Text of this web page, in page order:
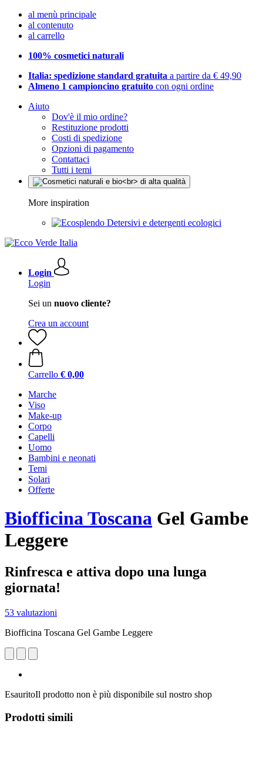
al menù principale
al contenuto
al carrello
100% cosmetici naturali
Italia: spedizione standard gratuita a partire da € 49,90
Almeno 1 campioncino gratuito con ogni ordine
Aiuto
Dov'è il mio ordine?
Restituzione prodotti
Costi di spedizione
Opzioni di pagamento
Contattaci
Tutti i temi
More inspiration
Detersivi e detergenti ecologici
Login
Login
Sei un nuovo cliente?
Crea un account
Carrello € 0,00
Marche
Viso
Make-up
Corpo
Capelli
Uomo
Bambini e neonati
Temi
Solari
Offerte
Biofficina Toscana Gel Gambe
Leggere
Rinfresca e attiva dopo una lunga
giornata!
53 valutazioni
Biofficina Toscana Gel Gambe Leggere
EsauritoIl prodotto non è più disponibile sul nostro shop
Prodotti simili